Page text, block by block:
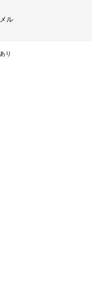
ル
り